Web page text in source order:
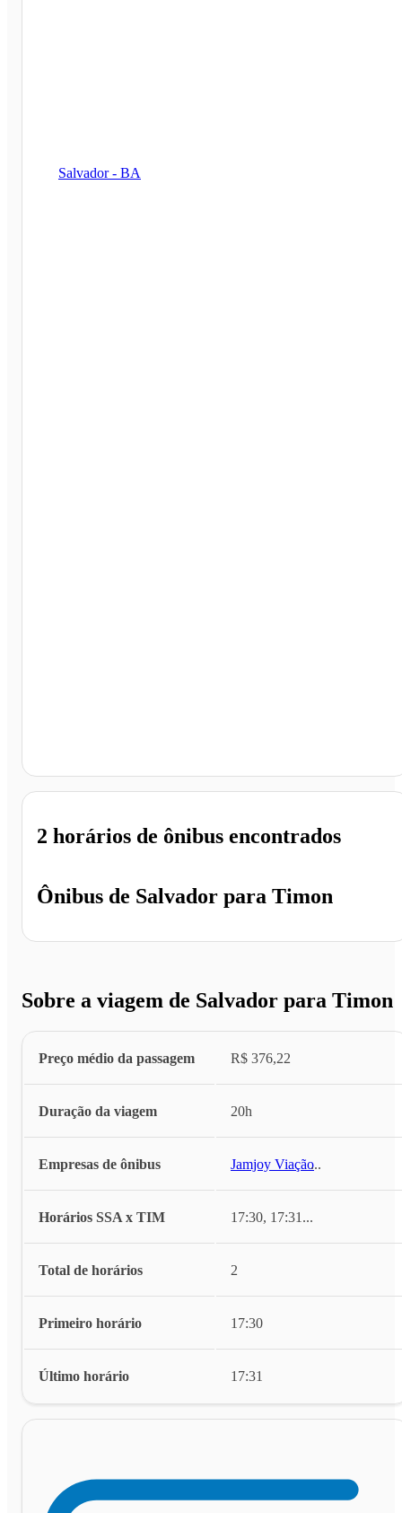
Salvador - BA
Ônibus de Salvador para Timon
2 horários de ônibus encontrados
Sobre a viagem de Salvador para Timon
Preço médio da passagem R$ 376,22
Duração da viagem 20h
Empresas de ônibus Jamjoy Viação...
Horários SSA x TIM 17:30, 17:31...
Total de horários 2
Primeiro horário 17:30
Último horário 17:31